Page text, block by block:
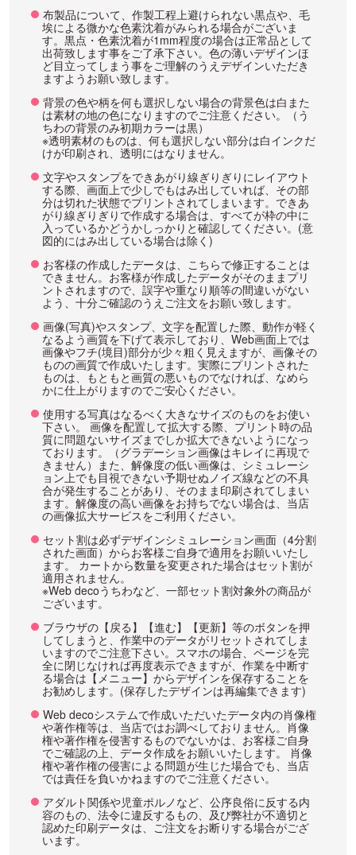
布製品について、作製工程上避けられない黒点や、毛
埃による微かな色素沈着がみられる場合がございま
す。黒点・色素沈着が1mm程度の場合は正常品として
出荷致します事をご了承下さい。色の薄いデザインほ
ど目立ってしまう事をご理解のうえデザインいただき
ますようお願い致します。
背景の色や柄を何も選択しない場合の背景色は白また
は素材の地の色になりますのでご注意ください。（う
ちわの背景のみ初期カラーは黒）
※透明素材のものは、何も選択しない部分は白インクだ
けが印刷され、透明にはなりません。
文字やスタンプをできあがり線ぎりぎりにレイアウト
する際、画面上で少しでもはみ出していれば、その部
分は切れた状態でプリントされてしまいます。できあ
がり線ぎりぎりで作成する場合は、すべてが枠の中に
入っているかどうかしっかりと確認してください。(意
図的にはみ出している場合は除く)
お客様の作成したデータは、こちらで修正することは
できません。お客様が作成したデータがそのままプリ
ントされますので、誤字や重なり順等の間違いがない
よう、十分ご確認のうえご注文をお願い致します。
画像(写真)やスタンプ、文字を配置した際、動作が軽く
なるよう画質を下げて表示しており、Web画面上では
画像やフチ(境目)部分が少々粗く見えますが、画像その
ものの画質で作成いたします。実際にプリントされた
ものは、もともと画質の悪いものでなければ、なめら
かに仕上がりますのでご安心ください。
使用する写真はなるべく大きなサイズのものをお使い
下さい。 画像を配置して拡大する際、プリント時の品
質に問題ないサイズまでしか拡大できないようになっ
ております。（グラデーション画像はキレイに再現で
きません）また、解像度の低い画像は、シミュレーシ
ョン上でも目視できない予期せぬノイズ線などの不具
合が発生することがあり、そのまま印刷されてしまい
ます。解像度の高い画像をお持ちでない場合は、当店
の画像拡大サービスをご利用ください。
セット割は必ずデザインシミュレーション画面（4分割
された画面）からお客様ご自身で適用をお願いいたし
ます。 カートから数量を変更された場合はセット割が
適用されません。
※Web decoうちわなど、一部セット割対象外の商品が
ございます。
ブラウザの【戻る】【進む】【更新】等のボタンを押
してしまうと、作業中のデータがリセットされてしま
いますのでご注意下さい。スマホの場合、ページを完
全に閉じなければ再度表示できますが、作業を中断す
る場合は【メニュー】からデザインを保存することを
お勧めします。(保存したデザインは再編集できます)
Web decoシステムで作成いただいたデータ内の肖像権
や著作権等は、当店ではお調べしておりません。肖像
権や著作権を侵害するものでないかは、お客様ご自身
でご確認の上、データ作成をお願いいたします。 肖像
権や著作権の侵害による問題が生じた場合でも、当店
では責任を負いかねますのでご注意ください。
アダルト関係や児童ポルノなど、公序良俗に反する内
容のもの、法令に違反するもの、及び弊社が不適切と
認めた印刷データは、ご注文をお断りする場合がござ
います。